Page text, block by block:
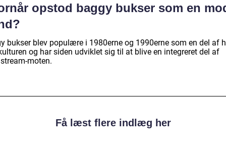
opstod baggy bukser som en
bukser blev populære i 1980erne og 1990erne som en del af
og har siden udviklet sig til at blive en integreret del af
moten.
Få læst flere indlæg her